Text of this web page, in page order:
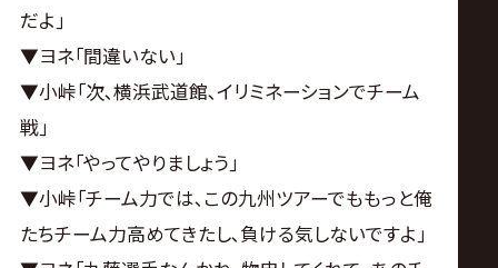
だよ｣
▼ヨネ｢間違いない｣
▼小峠｢次､横浜武道館､イリミネーションでチーム
戦｣
▼ヨネ｢やってやりましょう｣
▼小峠｢チーム力では､この九州ツアーでももっと俺
たちチーム力高めてきたし､負ける気しないですよ｣